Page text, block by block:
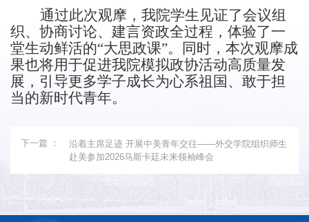
通过此次观摩，我院学生见证了会议组
织、协商讨论、建言资政全过程， 体验了一
堂生动鲜活的“大思政课”。同时，本次观摩成
果也将用于促进我院模拟政协活动高质量发
展， 引导更多学子成长为心系祖国、敢于担
当的新时代青年。
下一篇 ：
沿着主席足迹 开展中美青年交往——外交学院组织师生
赴美参加2026马斯卡廷未来领袖峰会